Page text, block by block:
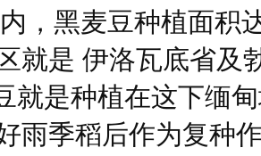
，黑麦豆种植面积
就是 伊洛瓦底省及
就是种植在这下缅
雨季稻后作为复种